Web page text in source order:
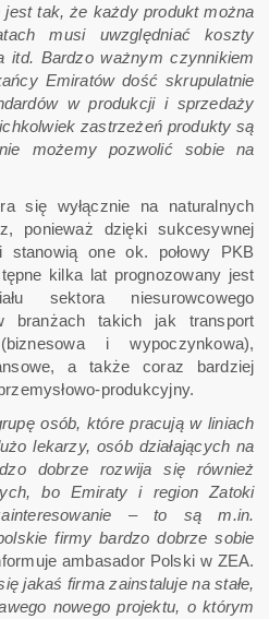
jest tak, że każdy produkt można
musi uwzględniać koszty
itd. Bardzo ważnym czynnikiem
Emiratów dość skrupulatnie
w produkcji i sprzedaży
zastrzeżeń produkty są
możemy pozwolić sobie na
się wyłącznie na naturalnych
ponieważ dzięki sukcesywnej
one ok. połowy PKB
kilka lat prognozowany jest
sektora niesurowcowego
branżach takich jak transport
i wypoczynkowa),
a także coraz bardziej
produkcyjny.
osób, które pracują w liniach
lekarzy, osób działających na
dobrze rozwija się również
bo Emiraty i region Zatoki
– to są m.in.
firmy bardzo dobrze sobie
ambasador Polski w ZEA.
jakaś firma zainstaluje na stałe,
nowego projektu, o którym